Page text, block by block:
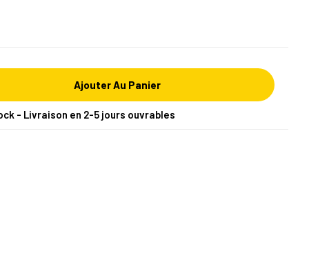
Ajouter Au Panier
- Livraison en 2-5 jours ouvrables